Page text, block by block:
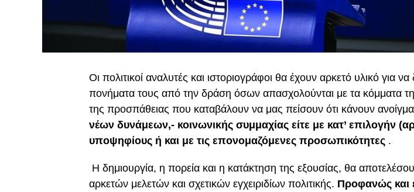
Οι πολιτικοί αναλυτές και ιστοριογράφοι θα έχουν αρκετό υλικό για
πονήματα τους από την δράση όσων απασχολούνται με τα κόμματα
της προσπάθειας που καταβάλουν να μας πείσουν ότι κάνουν
νέων δυνάμεων,- κοινωνικής συμμαχίας είτε με κατ’ επιλογήν
υποψηφίους ή και με τις επονομαζόμενες προσωπικότητες .
Η δημιουργία, η πορεία και η κατάκτηση της εξουσίας, θα
αρκετών μελετών και σχετικών εγχειριδίων πολιτικής. Προφανώς και